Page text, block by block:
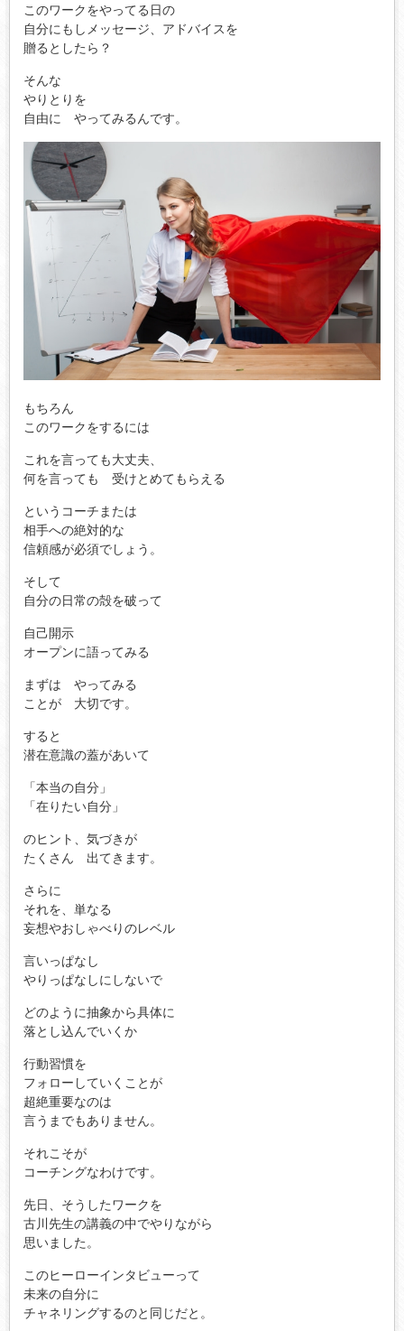
このワークをやってる日の
自分にもしメッセージ、アドバイスを
贈るとしたら？
そんな
やりとりを
自由に やってみるんです。
もちろん
このワークをするには
これを言っても大丈夫、
何を言っても 受けとめてもらえる
というコーチまたは
相手への絶対的な
信頼感が必須でしょう。
そして
自分の日常の殻を破って
自己開示
オープンに語ってみる
まずは やってみる
ことが 大切です。
すると
潜在意識の蓋があいて
「本当の自分」
「在りたい自分」
のヒント、気づきが
たくさん 出てきます。
さらに
それを、単なる
妄想やおしゃべりのレベル
言いっぱなし
やりっぱなしにしないで
どのように抽象から具体に
落とし込んでいくか
行動習慣を
フォローしていくことが
超絶重要なのは
言うまでもありません。
それこそが
コーチングなわけです。
先日、そうしたワークを
古川先生の講義の中でやりながら
思いました。
このヒーローインタビューって
未来の自分に
チャネリングするのと同じだと。